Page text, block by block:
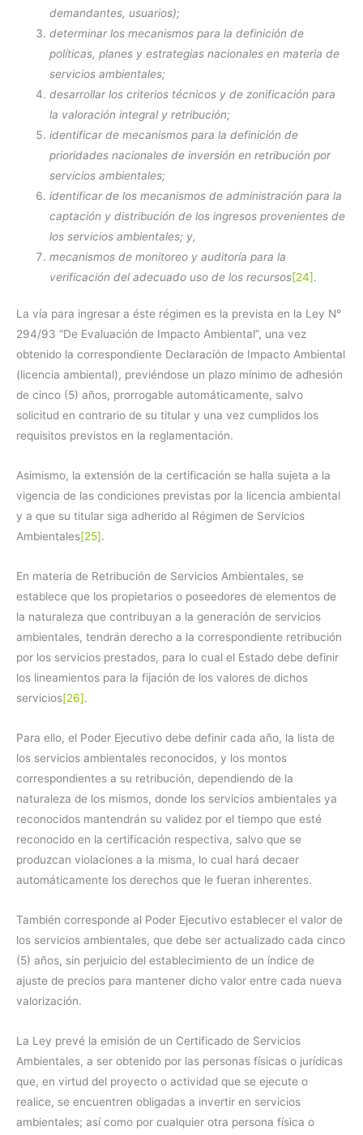
demandantes, usuarios);
determinar los mecanismos para la definición de
políticas, planes y estrategias nacionales en materia de
servicios ambientales;
desarrollar los criterios técnicos y de zonificación para
la valoración integral y retribución;
identificar de mecanismos para la definición de
prioridades nacionales de inversión en retribución por
servicios ambientales;
identificar de los mecanismos de administración para la
captación y distribución de los ingresos provenientes de
los servicios ambientales; y,
mecanismos de monitoreo y auditoría para la
verificación del adecuado uso de los recursos[24].
La vía para ingresar a éste régimen es la prevista en la Ley N°
294/93 “De Evaluación de Impacto Ambiental”, una vez
obtenido la correspondiente Declaración de Impacto Ambiental
(licencia ambiental), previéndose un plazo mínimo de adhesión
de cinco (5) años, prorrogable automáticamente, salvo
solicitud en contrario de su titular y una vez cumplidos los
requisitos previstos en la reglamentación.
Asimismo, la extensión de la certificación se halla sujeta a la
vigencia de las condiciones previstas por la licencia ambiental
y a que su titular siga adherido al Régimen de Servicios
Ambientales[25].
En materia de Retribución de Servicios Ambientales, se
establece que los propietarios o poseedores de elementos de
la naturaleza que contribuyan a la generación de servicios
ambientales, tendrán derecho a la correspondiente retribución
por los servicios prestados, para lo cual el Estado debe definir
los lineamientos para la fijación de los valores de dichos
servicios[26].
Para ello, el Poder Ejecutivo debe definir cada año, la lista de
los servicios ambientales reconocidos, y los montos
correspondientes a su retribución, dependiendo de la
naturaleza de los mismos, donde los servicios ambientales ya
reconocidos mantendrán su validez por el tiempo que esté
reconocido en la certificación respectiva, salvo que se
produzcan violaciones a la misma, lo cual hará decaer
automáticamente los derechos que le fueran inherentes.
También corresponde al Poder Ejecutivo establecer el valor de
los servicios ambientales, que debe ser actualizado cada cinco
(5) años, sin perjuicio del establecimiento de un índice de
ajuste de precios para mantener dicho valor entre cada nueva
valorización.
La Ley prevé la emisión de un Certificado de Servicios
Ambientales, a ser obtenido por las personas físicas o jurídicas
que, en virtud del proyecto o actividad que se ejecute o
realice, se encuentren obligadas a invertir en servicios
ambientales; así como por cualquier otra persona física o